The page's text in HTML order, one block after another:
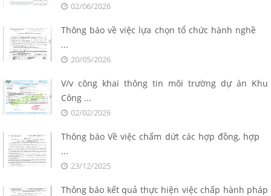
02/06/2026
Thông báo về việc lựa chọn tổ chức hành nghề
...
20/05/2026
V/v công khai thông tin môi trường dự án Khu
Công ...
02/02/2026
Thông báo Về việc chấm dứt các hợp đồng, hợp
...
23/12/2025
Thông báo kết quả thực hiện việc chấp hành pháp